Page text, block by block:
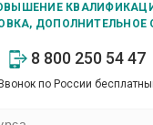
ДОПОЛНИТЕЛЬНОЕ
8 800 250 54 47
по России